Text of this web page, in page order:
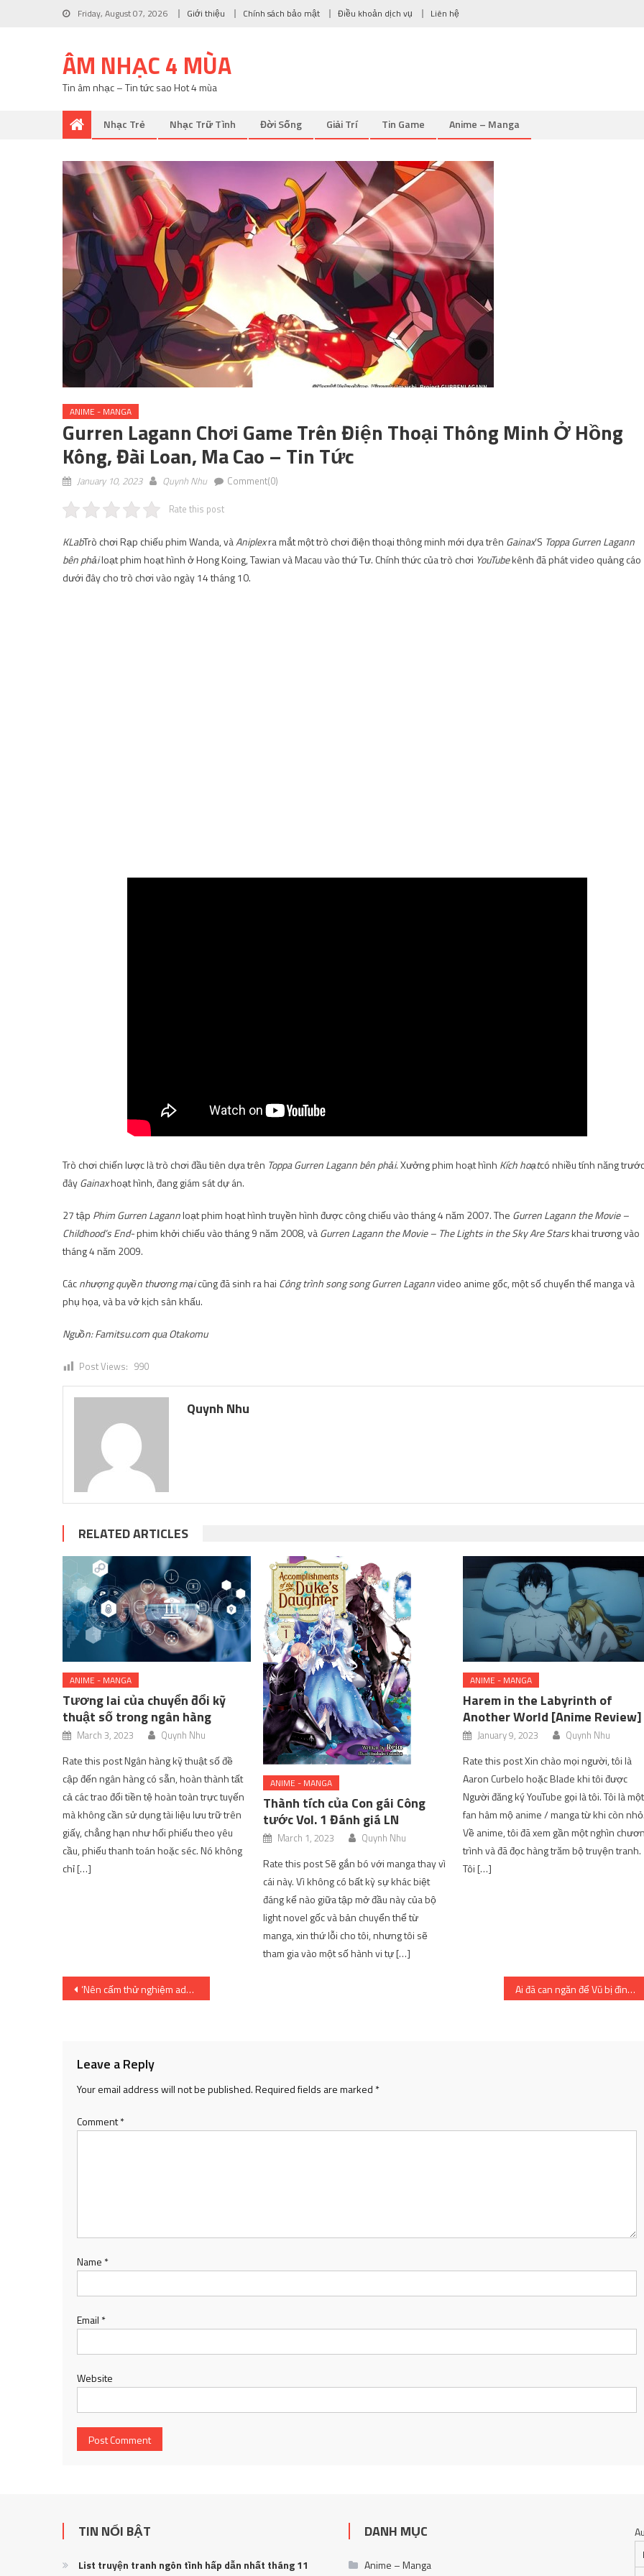
Friday, August 07, 2026 Giới thiệu Chính sách bảo mật Điều khoản dịch vụ Liên hệ
ÂM NHẠC 4 MÙA
Tin âm nhạc – Tin tức sao Hot 4 mùa
Nhạc Trẻ Nhạc Trữ Tình Đời Sống Giải Trí Tin Game Anime – Manga
ANIME - MANGA
Gurren Lagann Chơi Game Trên Điện Thoại Thông Minh Ở Hồng
Kông, Đài Loan, Ma Cao – Tin Tức
January 10, 2023 Quynh Nhu Comment(0)
Rate this post
KLabTrò chơi Rạp chiếu phim Wanda, vàAniplexra mắt một trò chơi điện thoại thông minh mới dựa trên Gainax‘S Toppa Gurren Lagann
bên phảiloạt phim hoạt hình ở Hong Koing, Tawian và Macau vào thứ Tư. Chính thức của trò chơi YouTubekênh đã phát video quảng cáo
dưới đây cho trò chơi vào ngày 14 tháng 10.
Trò chơi chiến lược là trò chơi đầu tiên dựa trên Toppa Gurren Lagann bên phải. Xưởng phim hoạt hình Kích hoạtcó nhiều tính năng trước
đâyGainaxhoạt hình, đang giám sát dự án.
27 tập Phim Gurren Lagannloạt phim hoạt hình truyền hình được công chiếu vào tháng 4 năm 2007. The Gurren Lagann the Movie –
Childhood’s End-phim khởi chiếu vào tháng 9 năm 2008, vàGurren Lagann the Movie – The Lights in the Sky Are Starskhai trương vào
tháng 4 năm 2009.
Cácnhượng quyền thương mạicũng đã sinh ra hai Công trình song song Gurren Lagannvideo anime gốc, một số chuyển thể manga và
phụ họa, và ba vở kịch sân khấu.
Nguồn: Famitsu.com qua Otakomu
Post Views: 990
Quynh Nhu
RELATED ARTICLES
ANIME - MANGA
Tương lai của chuyển đổi kỹ
thuật số trong ngân hàng
March 3, 2023 Quynh Nhu
Rate this post Ngân hàng kỹ thuật số đề
cập đến ngân hàng có sẵn, hoàn thành tất
cả các trao đổi tiền tệ hoàn toàn trực tuyến
mà không cần sử dụng tài liệu lưu trữ trên
giấy, chẳng hạn như hối phiếu theo yêu
cầu, phiếu thanh toán hoặc séc. Nó không
chỉ […]
ANIME - MANGA
Thành tích của Con gái Công
tước Vol. 1 Đánh giá LN
March 1, 2023 Quynh Nhu
Rate this post Sẽ gắn bó với manga thay vì
cái này. Vì không có bất kỳ sự khác biệt
đáng kể nào giữa tập mở đầu này của bộ
light novel gốc và bản chuyển thể từ
manga, xin thứ lỗi cho tôi, nhưng tôi sẽ
tham gia vào một số hành vi tự […]
ANIME - MANGA
Harem in the Labyrinth of
Another World [Anime Review]
January 9, 2023 Quynh Nhu
Rate this post Xin chào mọi người, tôi là
Aaron Curbelo hoặc Blade khi tôi được
Người đăng ký YouTube gọi là tôi. Tôi là một
fan hâm mộ anime / manga từ khi còn nhỏ.
Về anime, tôi đã xem gần một nghìn
trình và đã đọc hàng trăm bộ truyện tranh.
Tôi […]
Post
‘Nên cấm thử nghiệm adenovirus tại nhà’ Ai đã can ngăn để Vũ bị đình chỉ công tác?
Leave a Reply
Your email address will not be published.Required fields are marked *
Comment*
Name *
Email *
Website
TIN NỔI BẬT
List truyện tranh ngôn tình hấp dẫn nhất tháng 11
DANH MỤC
Anime – Manga